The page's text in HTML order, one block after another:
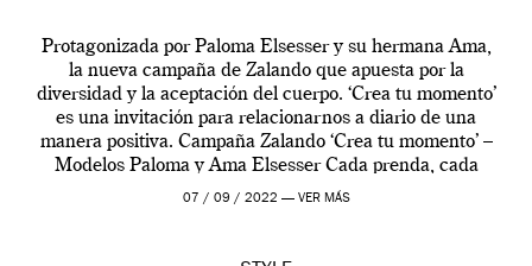
Protagonizada por Paloma Elsesser y su hermana Ama,
la nueva campaña de Zalando que apuesta por la
diversidad y la aceptación del cuerpo. ‘Crea tu momento’
es una invitación para relacionarnos a diario de una
manera positiva. Campaña Zalando ‘Crea tu momento’ –
Modelos Paloma y Ama Elsesser Cada prenda, cada
outfit, cada momento, caracteriza […]
07 / 09 / 2022 — VER MÁS